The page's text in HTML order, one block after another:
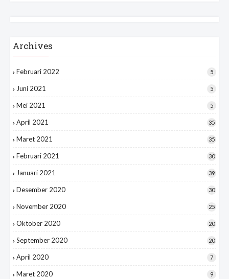
Archives
Februari 2022 5
Juni 2021 5
Mei 2021 5
April 2021 35
Maret 2021 35
Februari 2021 30
Januari 2021 39
Desember 2020 30
November 2020 25
Oktober 2020 20
September 2020 20
April 2020 7
Maret 2020 9